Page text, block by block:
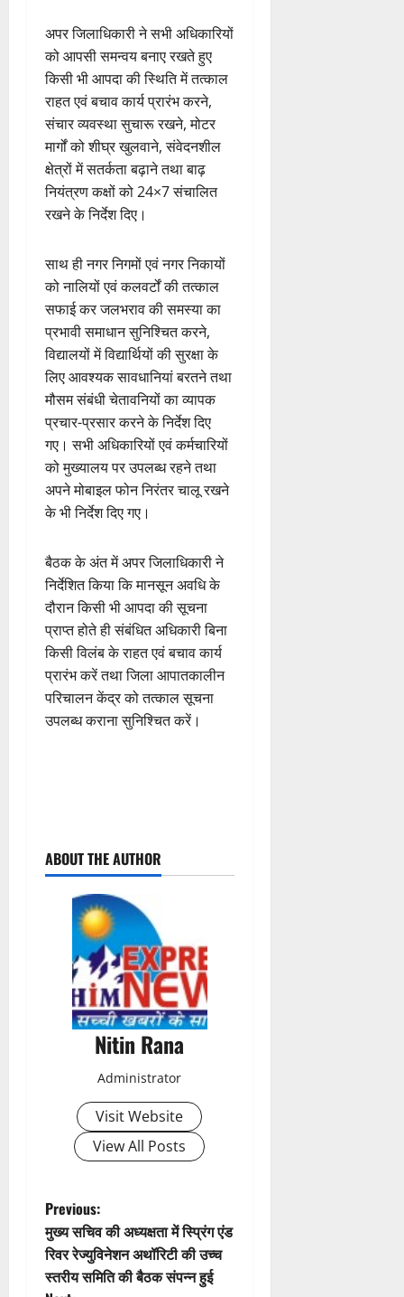
अपर जिलाधिकारी ने सभी अधिकारियों
को आपसी समन्वय बनाए रखते हुए
किसी भी आपदा की स्थिति में तत्काल
राहत एवं बचाव कार्य प्रारंभ करने,
संचार व्यवस्था सुचारू रखने, मोटर
मार्गों को शीघ्र खुलवाने, संवेदनशील
क्षेत्रों में सतर्कता बढ़ाने तथा बाढ़
नियंत्रण कक्षों को 24×7 संचालित
रखने के निर्देश दिए।
साथ ही नगर निगमों एवं नगर निकायों
को नालियों एवं कलवर्टों की तत्काल
सफाई कर जलभराव की समस्या का
प्रभावी समाधान सुनिश्चित करने,
विद्यालयों में विद्यार्थियों की सुरक्षा के
लिए आवश्यक सावधानियां बरतने तथा
मौसम संबंधी चेतावनियों का व्यापक
प्रचार-प्रसार करने के निर्देश दिए
गए। सभी अधिकारियों एवं कर्मचारियों
को मुख्यालय पर उपलब्ध रहने तथा
अपने मोबाइल फोन निरंतर चालू रखने
के भी निर्देश दिए गए।
बैठक के अंत में अपर जिलाधिकारी ने
निर्देशित किया कि मानसून अवधि के
दौरान किसी भी आपदा की सूचना
प्राप्त होते ही संबंधित अधिकारी बिना
किसी विलंब के राहत एवं बचाव कार्य
प्रारंभ करें तथा जिला आपातकालीन
परिचालन केंद्र को तत्काल सूचना
उपलब्ध कराना सुनिश्चित करें।
o
t
i
ABOUT THE AUTHOR
Nitin Rana
Administrator
Visit Website
View All Posts
P
o
Previous:
मुख्य सचिव की अध्यक्षता में स्प्रिंग एंड
रिवर रेज्युविनेशन अथॉरिटी की उच्च
स्तरीय समिति की बैठक संपन्न हुई